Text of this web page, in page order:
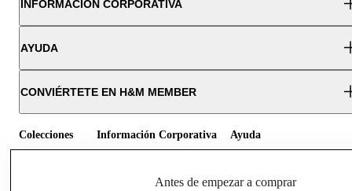
INFORMACIÓN CORPORATIVA
AYUDA
CONVIÉRTETE EN H&M MEMBER
Colecciones Información Corporativa
TRABAJAR EN
Ayuda
Antes de empezar a comprar